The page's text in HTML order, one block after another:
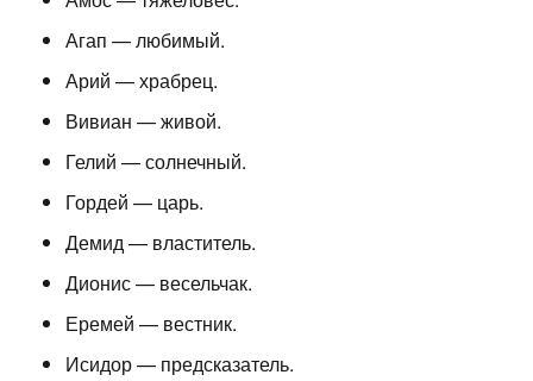
Агап — любимый.
Арий — храбрец.
Вивиан — живой.
Гелий — солнечный.
Гордей — царь.
Демид — властитель.
Дионис — весельчак.
Еремей — вестник.
Исидор — предсказатель.